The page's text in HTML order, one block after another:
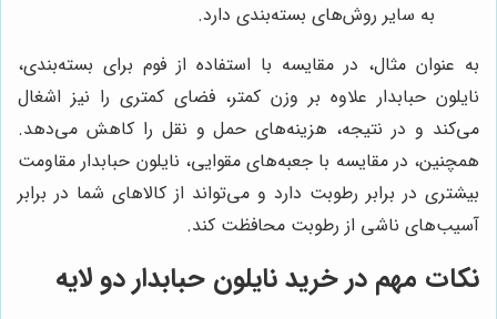
به سایر روش‌های بسته‌بندی دارد.
به عنوان مثال، در مقایسه با استفاده از فوم برای بسته‌بندی،
نایلون حبابدار علاوه بر وزن کمتر، فضای کمتری را نیز اشغال
می‌کند و در نتیجه، هزینه‌های حمل و نقل را کاهش می‌دهد.
همچنین، در مقایسه با جعبه‌های مقوایی، نایلون حبابدار مقاومت
بیشتری در برابر رطوبت دارد و می‌تواند از کالاهای شما در برابر
آسیب‌های ناشی از رطوبت محافظت کند.
نکات مهم در خرید نایلون حبابدار دو لایه